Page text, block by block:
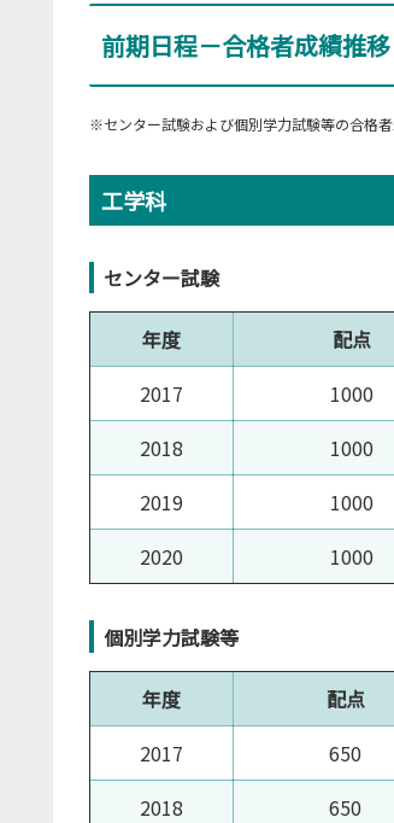
前期日程－合格者成績推移
※センター試験および個別学力試験等の合格者
工学科
センター試験
年度 配点
2017
1000
2018
1000
2019
1000
2020
1000
個別学力試験等
年度 配点
2017
650
2018
650